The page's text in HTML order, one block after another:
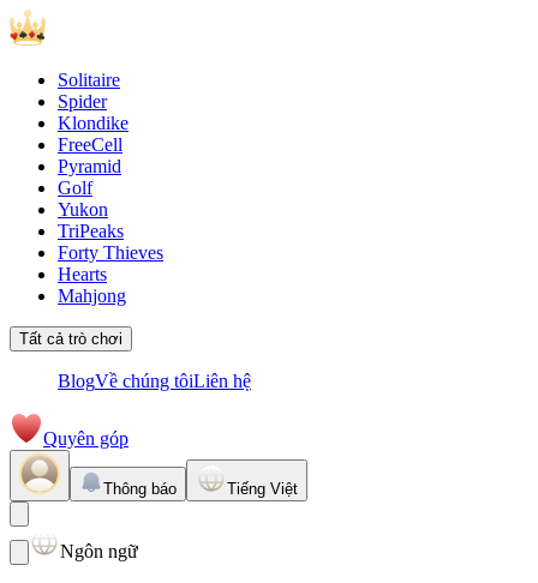
Solitaire
Spider
Klondike
FreeCell
Pyramid
Golf
Yukon
TriPeaks
Forty Thieves
Hearts
Mahjong
Tất cả trò chơi
BlogVề chúng tôiLiên hệ
Quyên góp
Thông báo Tiếng Việt
Ngôn ngữ